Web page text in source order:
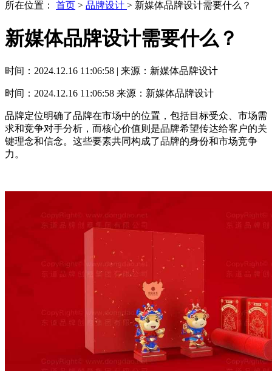
所在位置： 首页 > 品牌设计 > 新媒体品牌设计需要什么？
新媒体品牌设计需要什么？
时间：2024.12.16 11:06:58 | 来源：新媒体品牌设计
时间：2024.12.16 11:06:58 来源：新媒体品牌设计
品牌定位明确了品牌在市场中的位置，包括目标受众、市场需
求和竞争对手分析，而核心价值则是品牌希望传达给客户的关
键理念和信念。这些要素共同构成了品牌的身份和市场竞争
力。